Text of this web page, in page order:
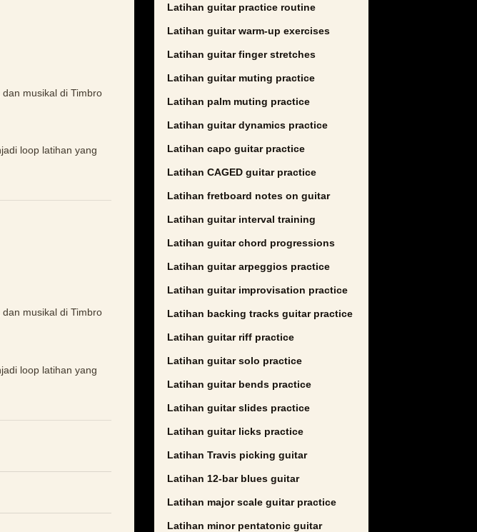
musikal di Timbro
loop latihan yang
musikal di Timbro
loop latihan yang
Latihan guitar practice routine
Latihan guitar warm-up exercises
Latihan guitar finger stretches
Latihan guitar muting practice
Latihan palm muting practice
Latihan guitar dynamics practice
Latihan capo guitar practice
Latihan CAGED guitar practice
Latihan fretboard notes on guitar
Latihan guitar interval training
Latihan guitar chord progressions
Latihan guitar arpeggios practice
Latihan guitar improvisation practice
Latihan backing tracks guitar practice
Latihan guitar riff practice
Latihan guitar solo practice
Latihan guitar bends practice
Latihan guitar slides practice
Latihan guitar licks practice
Latihan Travis picking guitar
Latihan 12-bar blues guitar
Latihan major scale guitar practice
Latihan minor pentatonic guitar